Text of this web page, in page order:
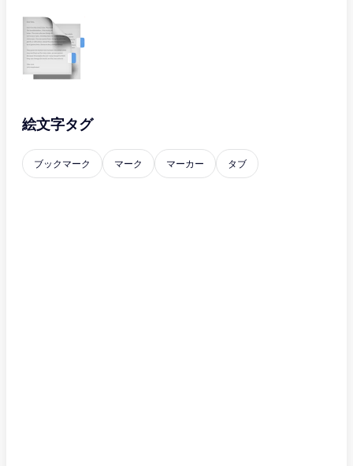
絵文字タグ
ブックマーク マーク マーカー タブ